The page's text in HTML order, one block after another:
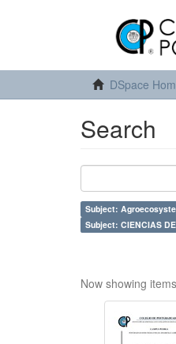
DSpace
Search
Subject:
Subject: CIENCIAS
Now showing